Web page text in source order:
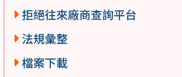
拒絕往來廠商查詢平台
法規彙整
檔案下載